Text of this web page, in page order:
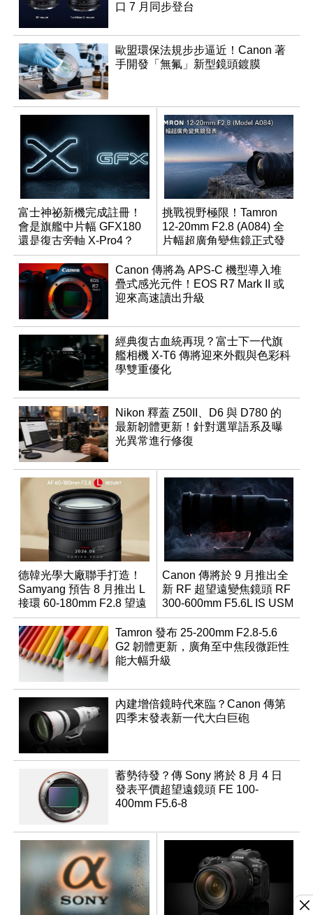
口 7 月同步登台
歐盟環保法規步步逼近！Canon 著
手開發「無氟」新型鏡頭鍍膜
富士神祕新機完成註冊！
會是旗艦中片幅 GFX180
還是復古旁軸 X-Pro4？
挑戰視野極限！Tamron
12-20mm F2.8 (A084) 全
片幅超廣角變焦鏡正式發
表
Canon 傳將為 APS-C 機型導入堆
疊式感光元件！EOS R7 Mark II 或
迎來高速讀出升級
經典復古血統再現？富士下一代旗
艦相機 X-T6 傳將迎來外觀與色彩科
學雙重優化
Nikon 釋蓋 Z50II、D6 與 D780 的
最新韌體更新！針對選單語系及曝
光異常進行修復
德韓光學大廠聯手打造！
Samyang 預告 8 月推出 L
接環 60-180mm F2.8 望遠
變焦鏡
Canon 傳將於 9 月推出全
新 RF 超望遠變焦鏡頭 RF
300-600mm F5.6L IS USM
Tamron 發布 25-200mm F2.8-5.6
G2 韌體更新，廣角至中焦段微距性
能大幅升級
內建增倍鏡時代來臨？Canon 傳第
四季末發表新一代大白巨砲
蓄勢待發？傳 Sony 將於 8 月 4 日
發表平價超望遠鏡頭 FE 100-
400mm F5.6-8